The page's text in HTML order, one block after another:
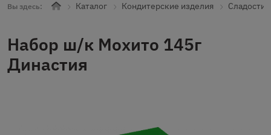
Вы здесь: Каталог Кондитерские изделия Сладости
Набор ш/к Мохито 145г
Династия